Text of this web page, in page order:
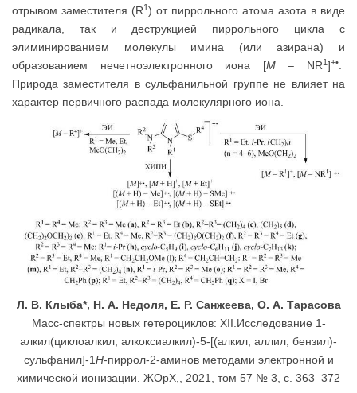
отрывом заместителя (R1) от пиррольного атома азота в виде
радикала, так и деструкцией пиррольного цикла с
элиминированием молекулы имина (или азирана) и
образованием нечетноэлектронного иона [M– NR1]+•.
Природа заместителя в сульфанильной группе не влияет на
характер первичного распада молекулярного иона.
Л. В. Клыба*, Н. А. Недоля, Е. Р. Санжеева, О. А. Тарасова
Масс-спектры новых гетероциклов: XII.Исследование 1-
алкил(циклоалкил, алкоксиалкил)-5-[(алкил, аллил, бензил)-
сульфанил]-1Н-пиррол-2-аминов методами электронной и
химической ионизации. ЖОрХ,, 2021, том 57 № 3, с. 363–372